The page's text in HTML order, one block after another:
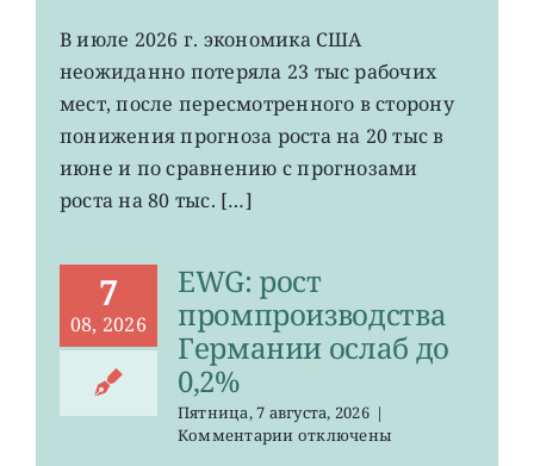
VOO:
рабочих
мест
США
неожиданно
В июле 2026 г. экономика США
неожиданно потеряла 23 тыс рабочих
мест, после пересмотренного в сторону
понижения прогноза роста на 20 тыс в
июне и по сравнению с прогнозами
роста на 80 тыс. […]
7
08, 2026
EWG: рост
промпроизводства
Германии ослаб до
0,2%
Пятница, 7 августа, 2026 |
Комментариикотключены